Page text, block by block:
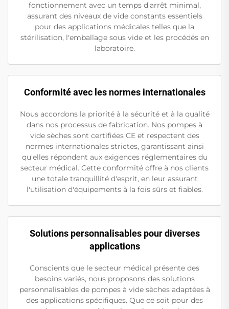
fonctionnement avec un temps d'arrêt minimal,
assurant des niveaux de vide constants essentiels
pour des applications médicales telles que la
stérilisation, l'emballage sous vide et les procédés en
laboratoire.
Conformité avec les normes internationales
Nous accordons la priorité à la sécurité et à la qualité
dans nos processus de fabrication. Nos pompes à
vide sèches sont certifiées CE et respectent des
normes internationales strictes, garantissant ainsi
qu'elles répondent aux exigences réglementaires du
secteur médical. Cette conformité offre à nos clients
une totale tranquillité d'esprit, en leur assurant
l'utilisation d'équipements à la fois sûrs et fiables.
Solutions personnalisables pour diverses
applications
Conscients que le secteur médical présente des
besoins variés, nous proposons des solutions
personnalisables de pompes à vide sèches adaptées à
des applications spécifiques. Que ce soit pour des